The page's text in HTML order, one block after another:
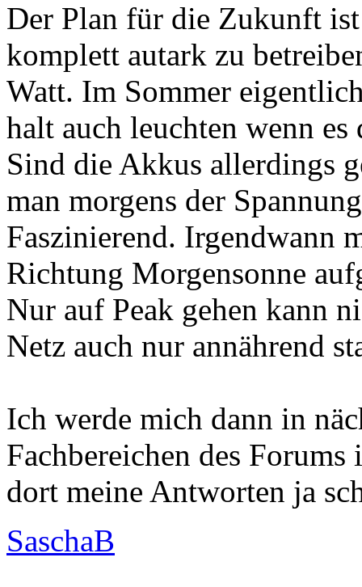
Der Plan für die Zukunft
komplett autark zu
Watt. Im Sommer
halt auch leuchten wenn
Sind die Akkus allerdings
man morgens der
Faszinierend. Irgendwann
Richtung Morgensonne
Nur auf Peak gehen kann
Netz auch nur annährend
Ich werde mich dann in
Fachbereichen des
dort meine Antworten ja
SaschaB